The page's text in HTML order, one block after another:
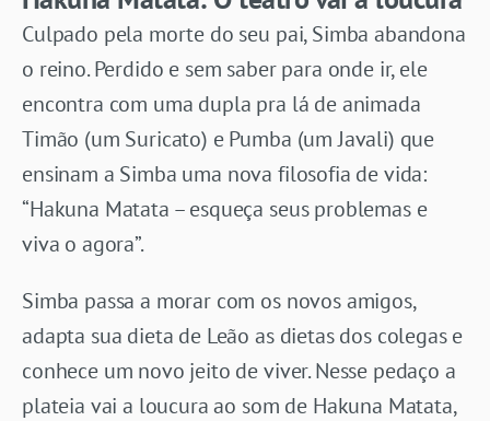
Culpado pela morte do seu pai, Simba abandona
o reino. Perdido e sem saber para onde ir, ele
encontra com uma dupla pra lá de animada
Timão (um Suricato) e Pumba (um Javali) que
ensinam a Simba uma nova filosofia de vida:
“Hakuna Matata – esqueça seus problemas e
viva o agora”.
Simba passa a morar com os novos amigos,
adapta sua dieta de Leão as dietas dos colegas e
conhece um novo jeito de viver. Nesse pedaço a
plateia vai a loucura ao som de Hakuna Matata,